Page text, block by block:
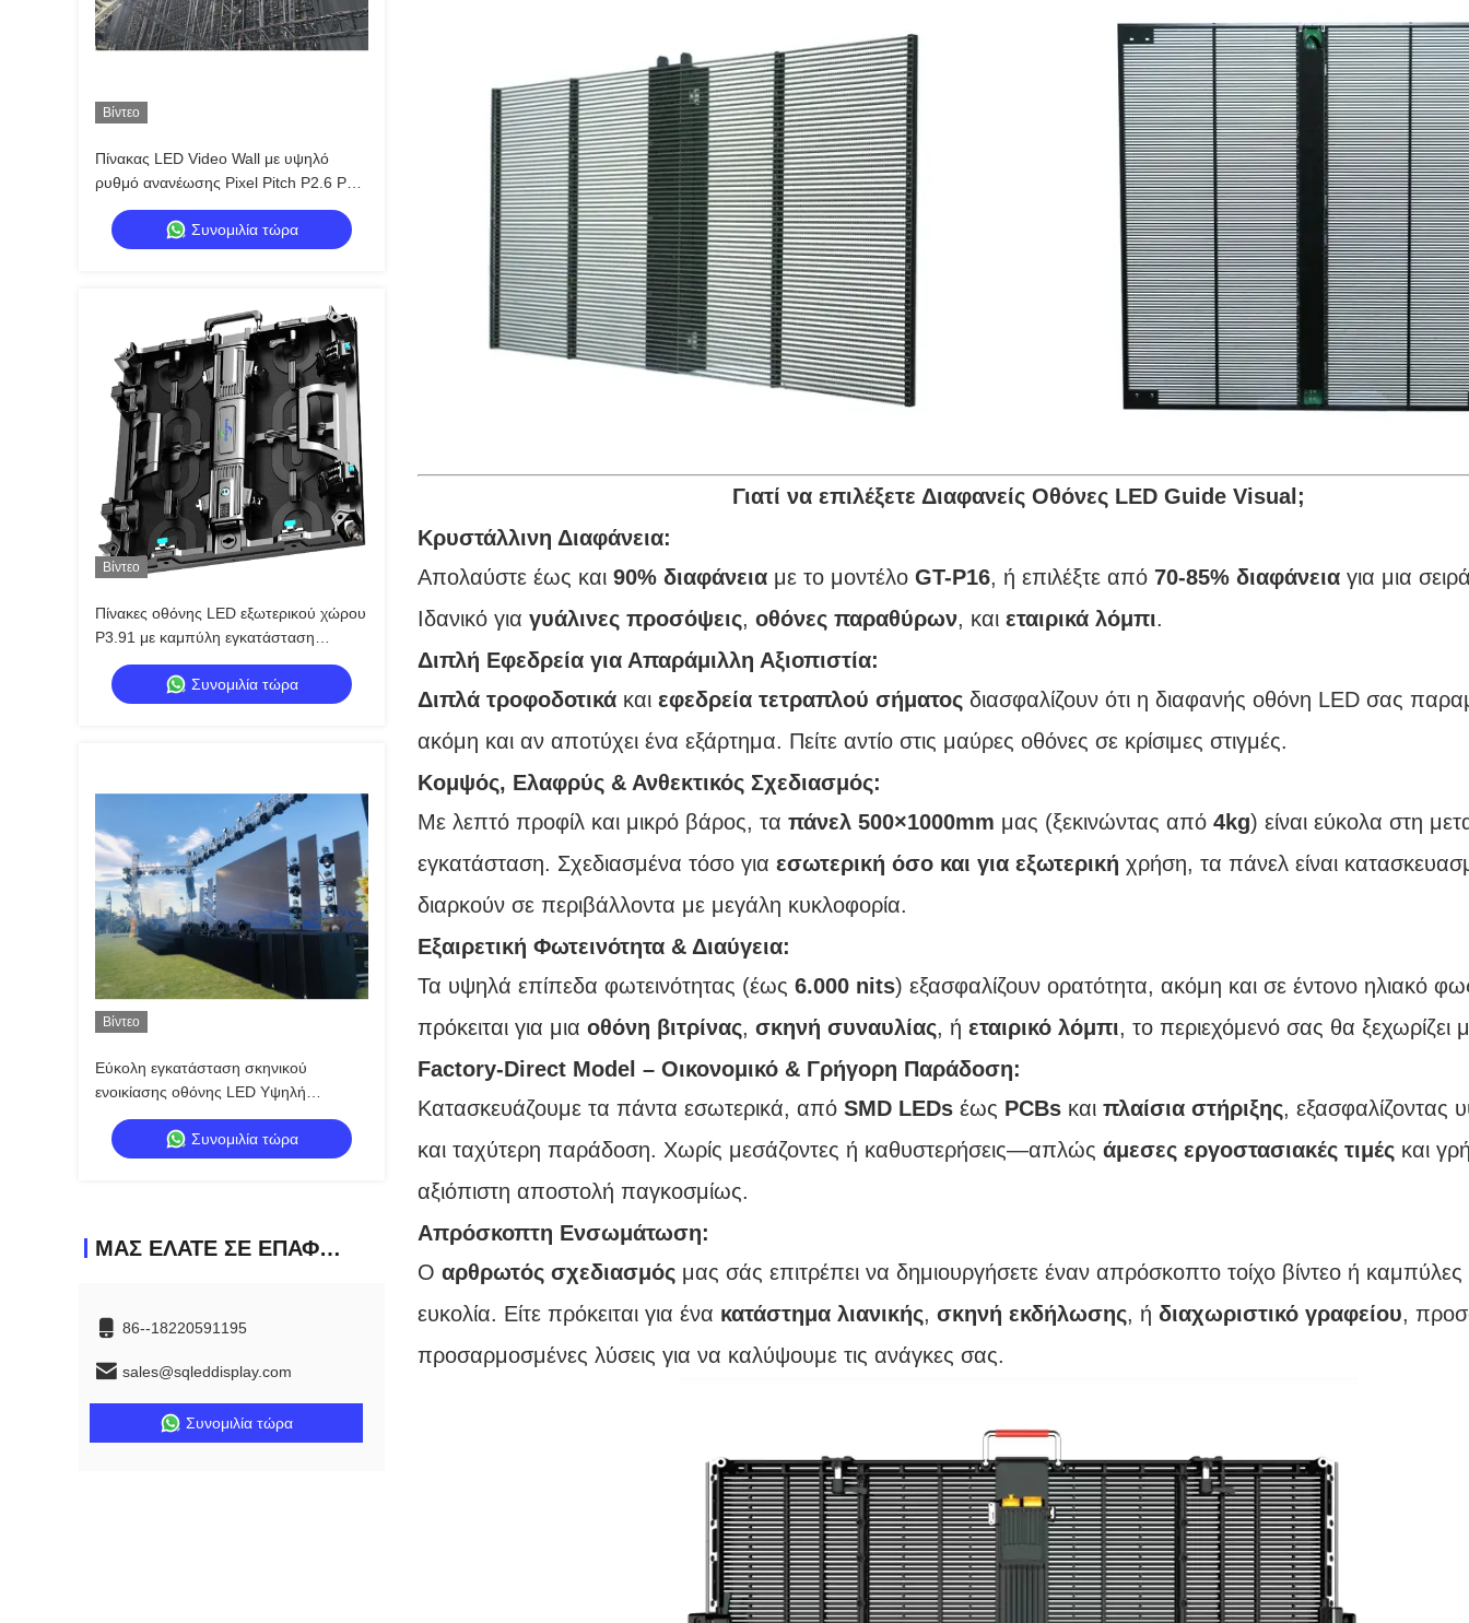
Βίντεο
Πίνακας LED Video Wall με υψηλό
ρυθμό ανανέωσης Pixel Pitch P2.6 P2.9
P3.91 για Εκκλησίες και Εκδηλώσεις
Συνομιλία τώρα
Βίντεο
Πίνακες οθόνης LED εξωτερικού χώρου
P3.91 με καμπύλη εγκατάσταση
υψηλής φωτεινότητας | Φορητή οθόνη
LED & LED Wall για επιχειρηματικές
εκδηλώσεις
Συνομιλία τώρα
Βίντεο
Εύκολη εγκατάσταση σκηνικού
ενοικίασης οθόνης LED Υψηλή
φωτεινότητα HD P2.9 P3.91 P4 Μεγάλη
οθόνη LED εξωτερικού χώρου με δοκό
Συνομιλία τώρα
ΜΑΣ ΕΛΆΤΕ ΣΕ ΕΠΑΦΉ ΜΕ
86--18220591195
sales@sqleddisplay.com
Συνομιλία τώρα
Γιατί να επιλέξετε Διαφανείς Οθόνες LED Guide Visual;
Κρυστάλλινη Διαφάνεια:
Απολαύστε έως και 90% διαφάνεια με το μοντέλο GT-P16, ή επιλέξτε από 70-85% διαφάνεια για μια
Ιδανικό για γυάλινες προσόψεις, οθόνες παραθύρων, και εταιρικά λόμπι.
Διπλή Εφεδρεία για Απαράμιλλη Αξιοπιστία:
Διπλά τροφοδοτικά και εφεδρεία τετραπλού σήματος διασφαλίζουν ότι η διαφανής οθόνη LED σας
ακόμη και αν αποτύχει ένα εξάρτημα. Πείτε αντίο στις μαύρες οθόνες σε κρίσιμες στιγμές.
Κομψός, Ελαφρύς & Ανθεκτικός Σχεδιασμός:
Με λεπτό προφίλ και μικρό βάρος, τα πάνελ 500×1000mm μας (ξεκινώντας από 4kg) είναι εύκολα στη
εγκατάσταση. Σχεδιασμένα τόσο για εσωτερική όσο και για εξωτερική χρήση, τα πάνελ είναι
διαρκούν σε περιβάλλοντα με μεγάλη κυκλοφορία.
Εξαιρετική Φωτεινότητα & Διαύγεια:
Τα υψηλά επίπεδα φωτεινότητας (έως 6.000 nits) εξασφαλίζουν ορατότητα, ακόμη και σε έντονο ηλιακό
πρόκειται για μια οθόνη βιτρίνας, σκηνή συναυλίας, ή εταιρικό λόμπι, το περιεχόμενό σας θα ξεχωρίζει
Factory-Direct Model – Οικονομικό & Γρήγορη Παράδοση:
Κατασκευάζουμε τα πάντα εσωτερικά, από SMD LEDs έως PCBs και πλαίσια στήριξης, εξασφαλίζοντας
και ταχύτερη παράδοση. Χωρίς μεσάζοντες ή καθυστερήσεις—απλώς άμεσες εργοστασιακές τιμές και
αξιόπιστη αποστολή παγκοσμίως.
Απρόσκοπτη Ενσωμάτωση:
Ο αρθρωτός σχεδιασμός μας σάς επιτρέπει να δημιουργήσετε έναν απρόσκοπτο τοίχο βίντεο ή
ευκολία. Είτε πρόκειται για ένα κατάστημα λιανικής, σκηνή εκδήλωσης, ή διαχωριστικό γραφείου,
προσαρμοσμένες λύσεις για να καλύψουμε τις ανάγκες σας.